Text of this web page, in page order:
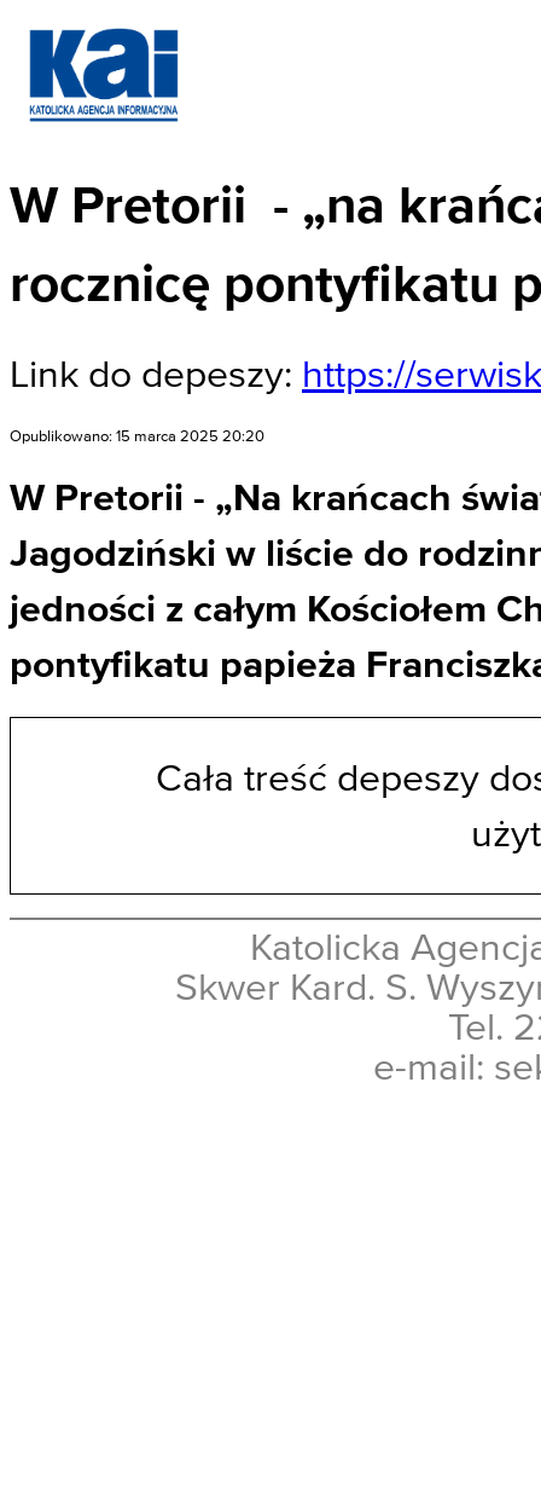
W Pretorii - „na
rocznicę pontyfikatu
Link do depeszy: https://
Opublikowano: 15 marca 2025 20:20
W Pretorii - „Na krańcach
Jagodziński w liście do
jedności z całym Kościołem
pontyfikatu papieża
Cała treść depeszy
Katolicka
Skwer Kard. S.
Tel.
e-mail: